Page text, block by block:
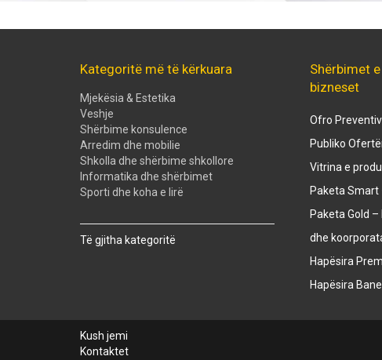
Kategoritë më të kërkuara
Mjekësia & Estetika
Veshje
Shërbime konsulence
Arredim dhe mobilie
Shkolla dhe shërbime shkollore
Informatika dhe shërbimet
Sporti dhe koha e lirë
Të gjitha kategoritë
Shërbimet
bizneset
Ofro Preventiv
Publiko
Vitrina e
Paketa Smart
Paketa Gold
dhe
Hapësira
Hapësira
Kush jemi
Kontaktet